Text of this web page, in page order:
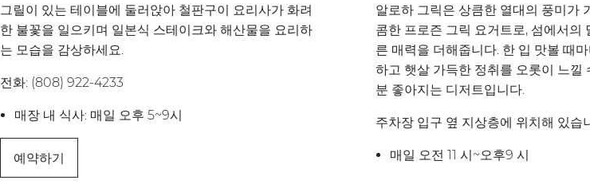
그릴이 있는 테이블에 둘러앉아 철판구이 요리사가 화려
한 불꽃을 일으키며 일본식 스테이크와 해산물을 요리하
는 모습을 감상하세요.
전화: (808) 922-4233
매장 내 식사: 매일 오후 5~9시
예약하기
알로하 그릭은 상큼한 열대의 풍미가
콤한 프로즌 그릭 요거트로, 섬에서의
른 매력을 더해줍니다. 한 입 맛볼 때
하고 햇살 가득한 정취를 오롯이 느낄
분 좋아지는 디저트입니다.
주차장 입구 옆 지상층에 위치해 있습
매일 오전 11 시~오후9 시